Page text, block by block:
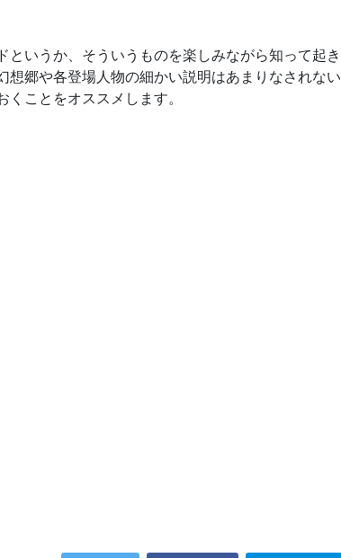
いうか、そういうものを楽しみながら知って起き
郷や各登場人物の細かい説明はあまりなされない
ことをオススメします。